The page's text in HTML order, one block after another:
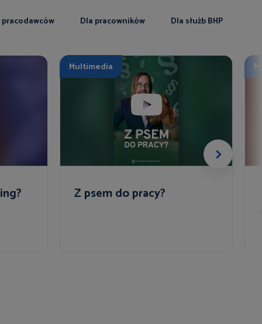
pracodawców Dla pracowników Dla służb BHP
Multimedia
Z psem do pracy?